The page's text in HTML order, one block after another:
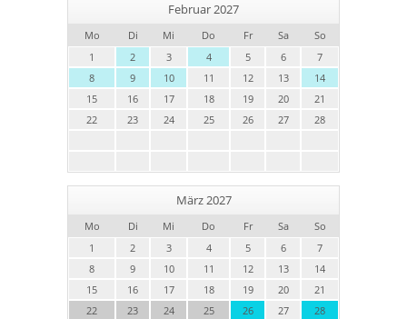
Februar 2027
Mo Di Mi Do Fr Sa
So
1
2 3 4 5 6
7
8
9 10 11 12 13
14
15
16 17 18 19 20
21
22
23 24 25 26 27 28
März 2027
Mo Di Mi Do Fr Sa
So
1
2 3 4 5 6
7
8
9 10 11 12 13
14
15
16 17 18 19 20
21
22
23 24 25 26 27
28